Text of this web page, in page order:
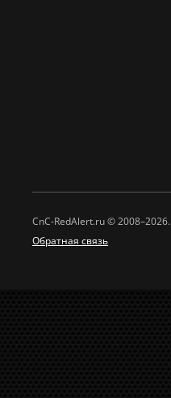
CnC-RedAlert.ru © 2008–2026.
Обратная связь